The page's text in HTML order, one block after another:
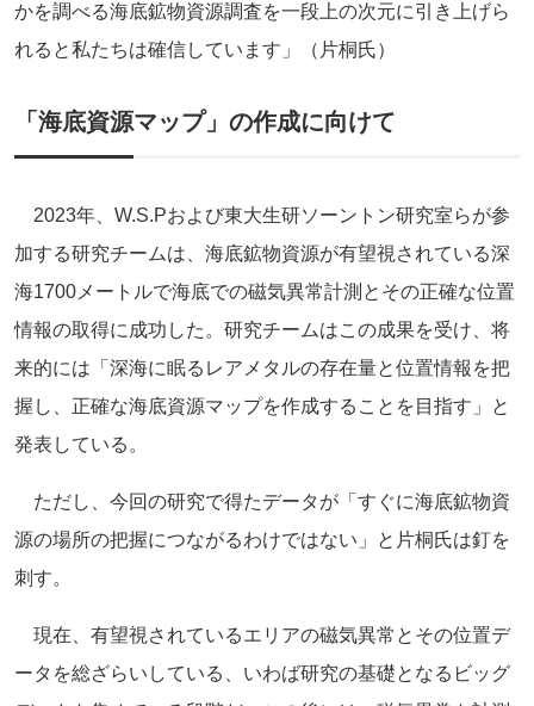
かを調べる海底鉱物資源調査を一段上の次元に引き上げら
れると私たちは確信しています」（片桐氏）
「海底資源マップ」の作成に向けて
2023年、W.S.Pおよび東大生研ソーントン研究室らが参
加する研究チームは、海底鉱物資源が有望視されている深
海1700メートルで海底での磁気異常計測とその正確な位置
情報の取得に成功した。研究チームはこの成果を受け、将
来的には「深海に眠るレアメタルの存在量と位置情報を把
握し、正確な海底資源マップを作成することを目指す」と
発表している。
ただし、今回の研究で得たデータが「すぐに海底鉱物資
源の場所の把握につながるわけではない」と片桐氏は釘を
刺す。
現在、有望視されているエリアの磁気異常とその位置デ
ータを総ざらいしている、いわば研究の基礎となるビッグ